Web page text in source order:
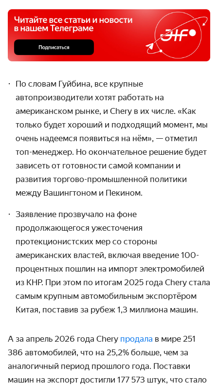
По словам Гуйбина, все крупные
автопроизводители хотят работать на
американском рынке, и Chery в их числе. «Как
только будет хороший и подходящий момент, мы
очень надеемся появиться на нём», — отметил
топ-менеджер. Но окончательное решение будет
зависеть от готовности самой компании и
развития торгово-промышленной политики
между Вашингтоном и Пекином.
Заявление прозвучало на фоне
продолжающегося ужесточения
протекционистских мер со стороны
американских властей, включая введение 100-
процентных пошлин на импорт электромобилей
из КНР. При этом по итогам 2025 года Chery стала
самым крупным автомобильным экспортёром
Китая, поставив за рубеж 1,3 миллиона машин.
А за апрель 2026 года Chery продала в мире 251
386 автомобилей, что на 25,2% больше, чем за
аналогичный период прошлого года. Поставки
машин на экспорт достигли 177 573 штук, что стало